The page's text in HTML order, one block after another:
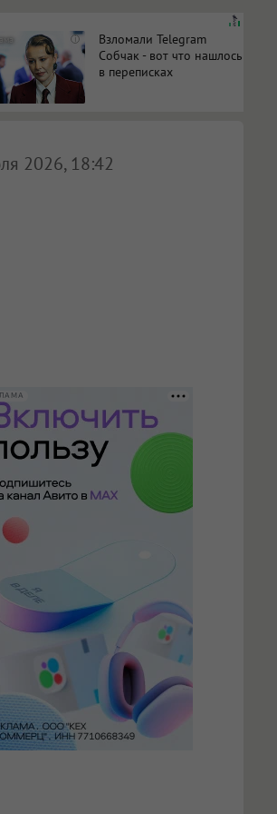
i
Взломали Telegram
Собчак - вот что нашлось
в переписках
2026, 18:42